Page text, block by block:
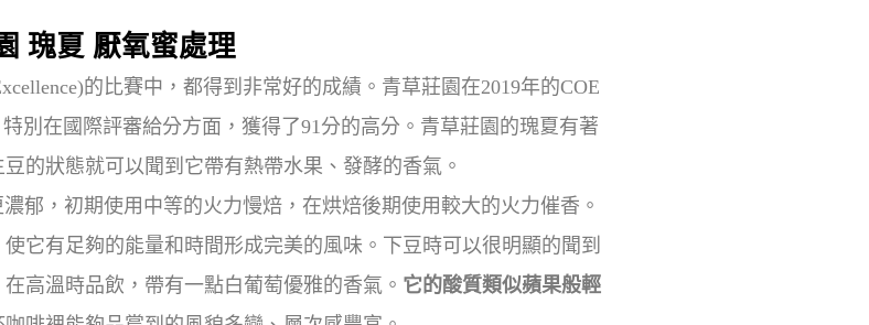
瑰夏 厭氧蜜處理
的比賽中，都得到非常好的成績。青草莊園在2019年的COE
別在國際評審給分方面，獲得了91分的高分。青草莊園的瑰夏有著
的狀態就可以聞到它帶有熱帶水果、發酵的香氣。
，初期使用中等的火力慢焙，在烘焙後期使用較大的火力催香。
它有足夠的能量和時間形成完美的風味。下豆時可以很明顯的聞到
在高溫時品飲，帶有一點白葡萄優雅的香氣。 它的酸質類似蘋果般輕